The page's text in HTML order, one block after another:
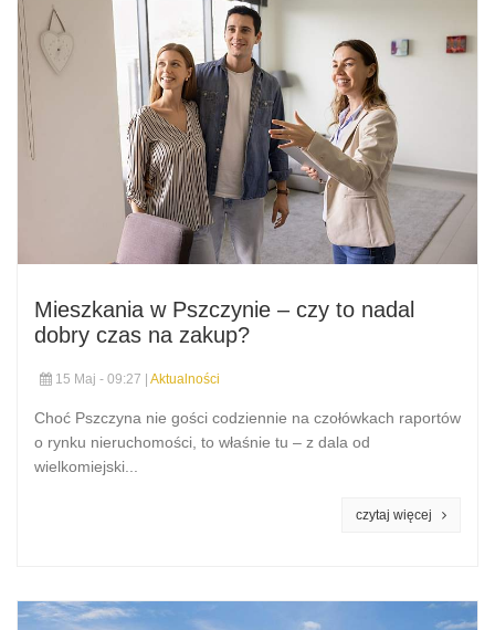
Mieszkania w Pszczynie – czy to nadal
dobry czas na zakup?
15 Maj - 09:27 | Aktualności
Choć Pszczyna nie gości codziennie na czołówkach raportów
o rynku nieruchomości, to właśnie tu – z dala od
wielkomiejski...